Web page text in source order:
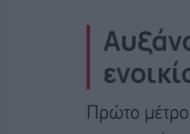
Πρώτο